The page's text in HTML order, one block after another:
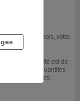
ces derniers mois, votre
le sang.
de positivité est de
soient les quantités
12 à 24 heures.